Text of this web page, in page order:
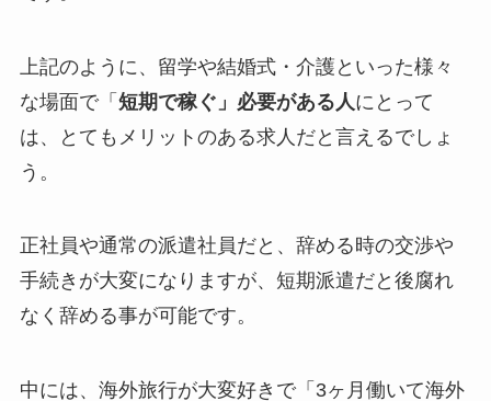
上記のように、留学や結婚式・介護といった様々
な場面で「 短期で稼ぐ」必要がある人 にとって
は、とてもメリットのある求人だと言えるでしょ
う。
正社員や通常の派遣社員だと、辞める時の交渉や
手続きが大変になりますが、短期派遣だと後腐れ
なく辞める事が可能です。
中には、海外旅行が大変好きで「3ヶ月働いて海外